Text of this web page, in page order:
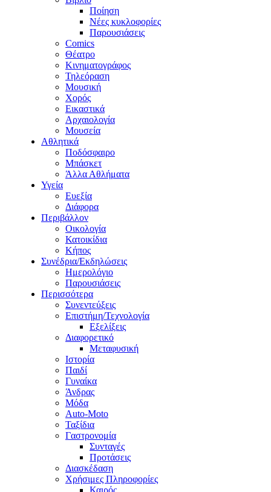
Ποίηση
Νέες κυκλοφορίες
Παρουσιάσεις
Comics
Θέατρο
Κινηματογράφος
Τηλεόραση
Μουσική
Χορός
Εικαστικά
Αρχαιολογία
Μουσεία
Αθλητικά
Ποδόσφαιρο
Μπάσκετ
Άλλα Αθλήματα
Υγεία
Ευεξία
Διάφορα
Περιβάλλον
Οικολογία
Κατοικίδια
Κήπος
Συνέδρια/Εκδηλώσεις
Ημερολόγιο
Παρουσιάσεις
Περισσότερα
Συνεντεύξεις
Επιστήμη/Τεχνολογία
Εξελίξεις
Διαφορετικό
Μεταφυσική
Ιστορία
Παιδί
Γυναίκα
Άνδρας
Μόδα
Auto-Moto
Ταξίδια
Γαστρονομία
Συνταγές
Προτάσεις
Διασκέδαση
Χρήσιμες Πληροφορίες
Καιρός